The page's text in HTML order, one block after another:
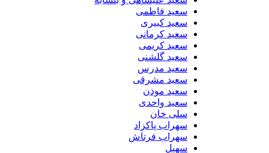
سعید فاطمی
سعید کبیری
سعید کرمانی
سعید کریمی
سعید گلشنی
سعید مدرس
سعید مشرقی
سعید موذن
سعید واحدی
سلی خان
سهراب پاکزاد
سهراب فرتاش